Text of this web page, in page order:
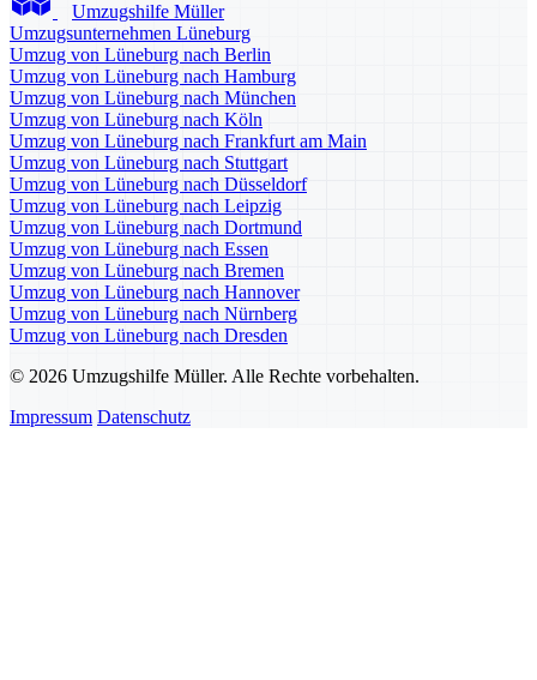
Umzugshilfe Müller
Umzugsunternehmen Lüneburg
Umzug von Lüneburg nach Berlin
Umzug von Lüneburg nach Hamburg
Umzug von Lüneburg nach München
Umzug von Lüneburg nach Köln
Umzug von Lüneburg nach Frankfurt am Main
Umzug von Lüneburg nach Stuttgart
Umzug von Lüneburg nach Düsseldorf
Umzug von Lüneburg nach Leipzig
Umzug von Lüneburg nach Dortmund
Umzug von Lüneburg nach Essen
Umzug von Lüneburg nach Bremen
Umzug von Lüneburg nach Hannover
Umzug von Lüneburg nach Nürnberg
Umzug von Lüneburg nach Dresden
© 2026 Umzugshilfe Müller. Alle Rechte vorbehalten.
Impressum Datenschutz